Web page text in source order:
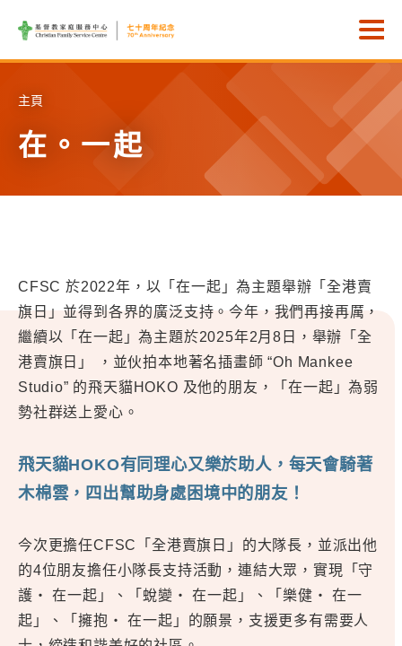
打
主頁
在。一起
CFSC 於2022年，以「在一起」為主題舉辦「全港賣
旗日」並得到各界的廣泛支持。今年，我們再接再厲，
繼續以「在一起」為主題於2025年2月8日，舉辦「全
港賣旗日」 ，並伙拍本地著名插畫師 “Oh Mankee
Studio” 的飛天貓HOKO 及他的朋友，「在一起」為弱
勢社群送上愛心。
飛天貓HOKO有同理心又樂於助人，每天會騎著
木棉雲，四出幫助身處困境中的朋友！
今次更擔任CFSC「全港賣旗日」的大隊長，並派出他
的4位朋友擔任小隊長支持活動，連結大眾，實現「守
護‧ 在一起」、「蛻變‧ 在一起」、「樂健‧ 在一
起」、「擁抱‧ 在一起」的願景，支援更多有需要人